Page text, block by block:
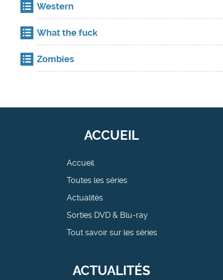
Western
What the fuck
Zombies
ACCUEIL
Accueil
Toutes les séries
Actualités
Sorties DVD & Blu-ray
Tout savoir sur les séries
ACTUALITÉS